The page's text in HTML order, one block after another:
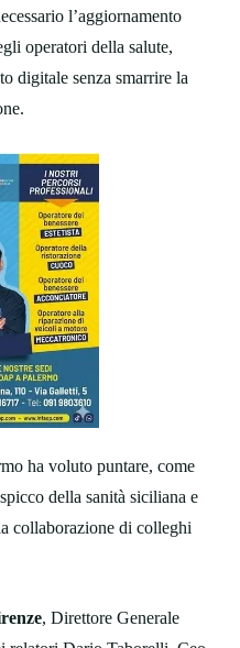
l’aggiornamento
operatori della salute,
digitale senza smarrire la
ha voluto puntare, come
della sanità siciliana e
collaborazione di colleghi
, Direttore Generale